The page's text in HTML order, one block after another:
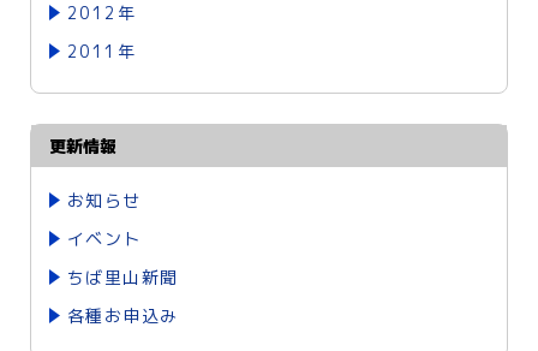
2012年
2011年
更新情報
お知らせ
イベント
ちば里山新聞
各種お申込み